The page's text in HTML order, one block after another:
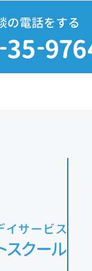
の電話をする